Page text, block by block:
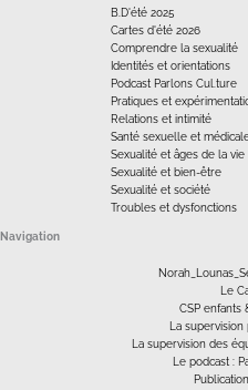
B.D'été 2025
Cartes d'été 2026
Comprendre la sexualité
Identités et orientations
Podcast Parlons Cul.ture
Pratiques et
Relations et intimité
Santé sexuelle et
Sexualité et âges de la vie
Sexualité et bien-être
Sexualité et société
Troubles et dysfonctions
Navigation
Le
CSP enfants
La
La supervision des
Le podcast :